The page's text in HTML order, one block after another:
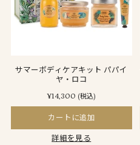
サマーボディケアキット パパイ
ヤ・ロコ
¥14,300 (税込)
カートに追加
詳細を見る